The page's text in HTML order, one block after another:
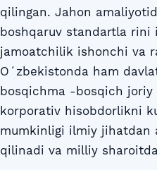
qilingan. Jahon
boshqaruv standartla
jamoatchilik ishonchi va
Oʻzbekistonda ham
bosqichma -bosqich
korporativ hisobdorlikni
mumkinligi ilmiy jihatdan
qilinadi va milliy